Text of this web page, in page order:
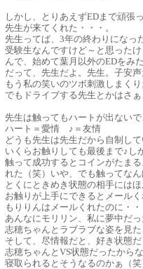
しかし、とりあえずEDまで頑張
先生が来てくれた・・・。
先生ってば、3年の終わりになっ
受験生なんですけど～と思った
んで、始めて葉月以外のEDをみ
だって、先生だよ。先生。子安声
もう私の笑いのツボ刺激しまくり
でもドライブする先生とかはさ
先生は触ってもハートが出ないで
ハート＝愛情 ♪＝友情
どうも先生は先生だから自制して
いくらお触りしても最後まで♪し
触って成功するとコインがたま
れた（笑）いや、でも触ってなん
とくにときめき状態の相手にはほ
お触りが上手にできるとメールく
もりりんはメールくれたのに・
あんなにモリリン、私に夢中だ
志穂ちゃんとラブラブな姿を見
そして、尽情報だと、好き状態
志穂ちゃんとVS状態だったからな
寝取られるとそうなるのかぁ（